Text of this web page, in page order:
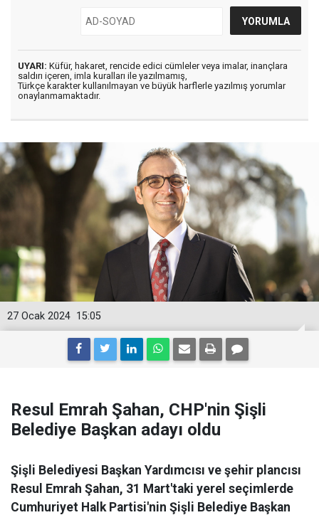
UYARI: Küfür, hakaret, rencide edici cümleler veya imalar, inançlara
saldırı içeren, imla kuralları ile yazılmamış,
Türkçe karakter kullanılmayan ve büyük harflerle yazılmış yorumlar
onaylanmamaktadır.
15:05
27 Ocak 2024
Resul Emrah Şahan, CHP'nin Şişli
Belediye Başkan adayı oldu
Şişli Belediyesi Başkan Yardımcısı ve şehir plancısı
Resul Emrah Şahan, 31 Mart'taki yerel seçimlerde
Cumhuriyet Halk Partisi'nin Şişli Belediye Başkan